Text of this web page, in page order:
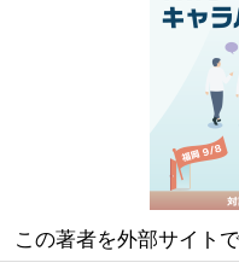
この著者を外部サイト